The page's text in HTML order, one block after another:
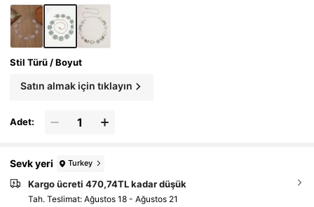
Stil Türü / Boyut
Satın almak için tıklayın
Adet:
Sevk yeri Turkey
Kargo ücreti 470,74TL kadar düşük
Tah. Teslimat: Ağustos 18 - Ağustos 21